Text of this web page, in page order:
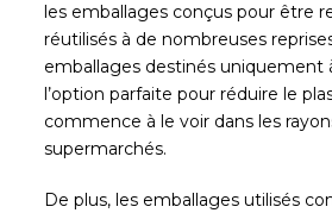
les emballages conçus pour être
réutilisés à de nombreuses
emballages destinés uniquement
l’option parfaite pour réduire le
commence à le voir dans les
supermarchés.
De plus, les emballages utilisés